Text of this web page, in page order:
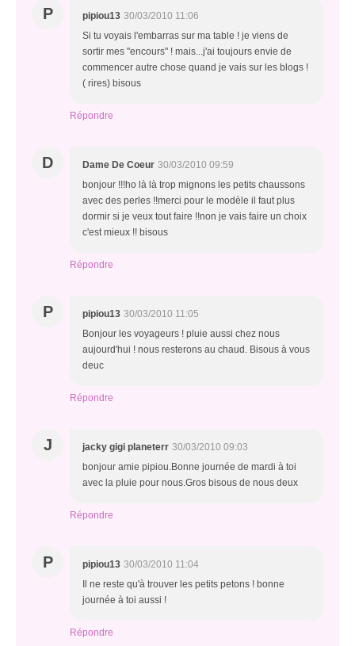
P pipiou13 30/03/2010 11:06
Si tu voyais l'embarras sur ma table ! je viens de
sortir mes "encours" ! mais...j'ai toujours envie de
commencer autre chose quand je vais sur les blogs !
( rires) bisous
Répondre
D Dame De Coeur 30/03/2010 09:59
bonjour !!!ho là là trop mignons les petits chaussons
avec des perles !!merci pour le modèle il faut plus
dormir si je veux tout faire !!non je vais faire un choix
c'est mieux !! bisous
Répondre
P pipiou13 30/03/2010 11:05
Bonjour les voyageurs ! pluie aussi chez nous
aujourd'hui ! nous resterons au chaud. Bisous à vous
deuc
Répondre
J jacky gigi planeterr 30/03/2010 09:03
bonjour amie pipiou.Bonne journée de mardi à toi
avec la pluie pour nous.Gros bisous de nous deux
Répondre
P pipiou13 30/03/2010 11:04
Il ne reste qu'à trouver les petits petons ! bonne
journée à toi aussi !
Répondre